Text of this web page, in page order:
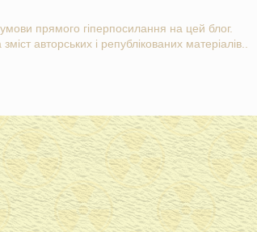
прямого гіперпосилання на цей блог.
авторських і републікованих матеріалів..